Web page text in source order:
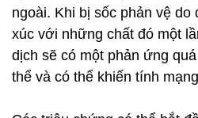
ngoài. Khi bị sốc phản vệ do
xúc với những chất đó một
dịch sẽ có một phản ứng
thể và có thể khiến tính